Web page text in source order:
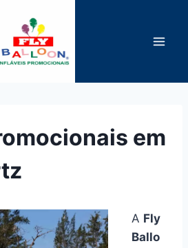
em
A Fly
Ballo